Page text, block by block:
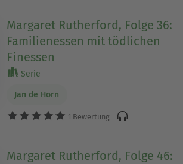
Margaret Rutherford, Folge 36:
Familienessen mit tödlichen
Finessen
Serie
Jan de Horn
1 Bewertung
Margaret Rutherford, Folge 46: